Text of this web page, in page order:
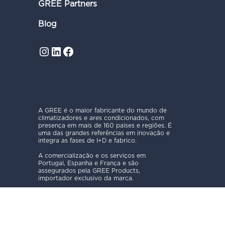
GREE Partners
Blog
Instagram
LinkedIn
Facebook
A GREE é o maior fabricante do mundo de
climatizadores e ares condicionados, com
presença em mais de 160 países e regiões. É
uma das grandes referências em inovação e
integra as fases de I+D e fabrico.
A comercialização e os serviços em
Portugal, Espanha e França e são
assegurados pela GREE Products,
importador exclusivo da marca.